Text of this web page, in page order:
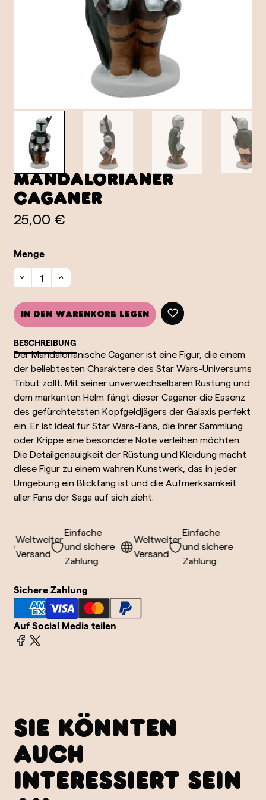
Mandalorianer
Caganer
25,00 €
Menge
In den Warenkorb legen
BESCHREIBUNG
Der Mandalorianische Caganer ist eine Figur, die einem
der beliebtesten Charaktere des Star Wars-Universums
Tribut zollt. Mit seiner unverwechselbaren Rüstung und
dem markanten Helm fängt dieser Caganer die Essenz
des gefürchtetsten Kopfgeldjägers der Galaxis perfekt
ein. Er ist ideal für Star Wars-Fans, die ihrer Sammlung
oder Krippe eine besondere Note verleihen möchten.
Die Detailgenauigkeit der Rüstung und Kleidung macht
diese Figur zu einem wahren Kunstwerk, das in jeder
Umgebung ein Blickfang ist und die Aufmerksamkeit
aller Fans der Saga auf sich zieht.
Weltweiter
Versand
Einfache
und sichere
Zahlung
Weltweiter
Versand
Einfache
und sichere
Zahlung
Sichere Zahlung
Auf Social Media teilen
SIE KÖNNTEN
AUCH
INTERESSIERT SEIN